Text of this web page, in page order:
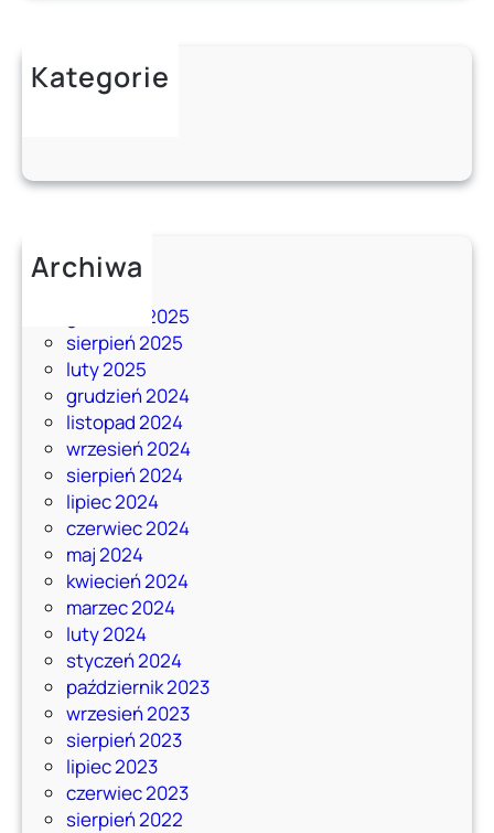
Kategorie
Aktualności
Archiwa
grudzień 2025
sierpień 2025
luty 2025
grudzień 2024
listopad 2024
wrzesień 2024
sierpień 2024
lipiec 2024
czerwiec 2024
maj 2024
kwiecień 2024
marzec 2024
luty 2024
styczeń 2024
październik 2023
wrzesień 2023
sierpień 2023
lipiec 2023
czerwiec 2023
sierpień 2022